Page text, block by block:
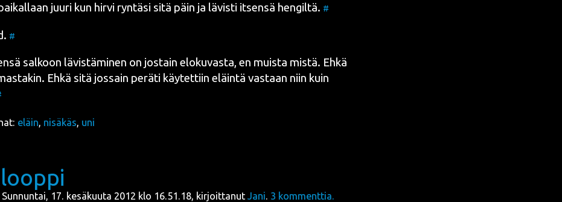
juu­ri kun hir­vi ryn­tä­si sitä päin ja lävis­ti itsen­sä hen­gil­tä. #
#
sal­koon lävis­tä­mi­nen on jos­tain elo­ku­vas­ta, en muis­ta mis­tä. Ehkä
Ehkä sitä jos­sain perä­ti käy­tet­tiin eläin­tä vas­taan niin kuin
eläin, nisäkäs, uni
Sunnuntai, 17. kesäkuuta 2012 klo 16.51.18, kirjoittanut Jani. 3 kommenttia.